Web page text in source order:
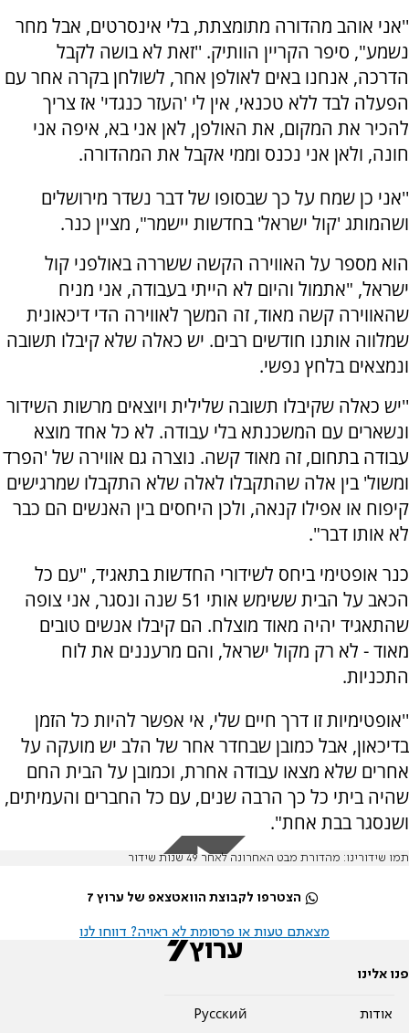
''אני אוהב מהדורה מתומצתת, בלי אינסרטים, אבל מחר
נשמע", סיפר הקריין הוותיק. ''זאת לא בושה לקבל
הדרכה, אנחנו באים לאולפן אחר, לשולחן בקרה אחר עם
הפעלה לבד ללא טכנאי, אין לי 'העזר כנגדי' אז צריך
להכיר את המקום, את האולפן, לאן אני בא, איפה אני
חונה, ולאן אני נכנס וממי אקבל את המהדורה.
''אני כן שמח על כך שבסופו של דבר נשדר מירושלים
ושהמותג 'קול ישראל' בחדשות יישמר", מציין כנר.
הוא מספר על האווירה הקשה ששררה באולפני קול
ישראל, "אתמול והיום לא הייתי בעבודה, אני מניח
שהאווירה קשה מאוד, זה המשך לאווירה הדי דיכאונית
שמלווה אותנו חודשים רבים. יש כאלה שלא קיבלו תשובה
ונמצאים בלחץ נפשי.
''יש כאלה שקיבלו תשובה שלילית ויוצאים מרשות השידור
ונשארים עם המשכנתא בלי עבודה. לא כל אחד מוצא
עבודה בתחום, זה מאוד קשה. נוצרה גם אווירה של 'הפרד
ומשול' בין אלה שהתקבלו לאלה שלא התקבלו שמרגישים
קיפוח או אפילו קנאה, ולכן היחסים בין האנשים הם כבר
לא אותו דבר".
כנר אופטימי ביחס לשידורי החדשות בתאגיד, "עם כל
הכאב על הבית ששימש אותי 51 שנה ונסגר, אני צופה
שהתאגיד יהיה מאוד מוצלח. הם קיבלו אנשים טובים
מאוד - לא רק מקול ישראל, והם מרעננים את לוח
התכניות.
''אופטימיות זו דרך חיים שלי, אי אפשר להיות כל הזמן
בדיכאון, אבל כמובן שבחדר אחר של הלב יש מועקה על
אחרים שלא מצאו עבודה אחרת, וכמובן על הבית החם
שהיה ביתי כל כך הרבה שנים, עם כל החברים והעמיתים,
ושנסגר בבת אחת".
תמו שידורינו: מהדורת מבט האחרונה לאחר 49 שנות שידור
הצטרפו לקבוצת הוואטצאפ של ערוץ 7
מצאתם טעות או פרסומת לא ראויה? דווחו לנו
פנו אלינו
אודות
Pусский